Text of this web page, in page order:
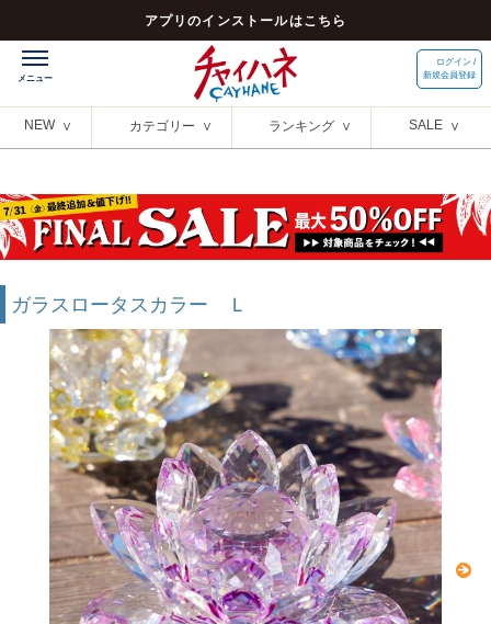
アプリのインストールはこちら
ログイン /
新規会員登録
NEW カテゴリー ランキング SALE
ガラスロータスカラー Ｌ